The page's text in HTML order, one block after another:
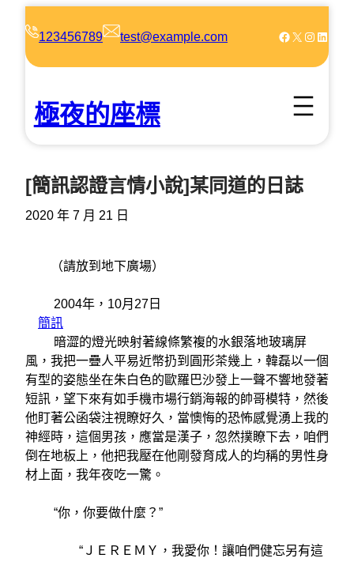
123456789 test@example.com Facebook X Instagram LinkedIn
極夜的座標
[簡訊認證言情小說]某同道的日誌
2020 年 7 月 21 日
（請放到地下廣場）
2004年，10月27日
簡訊
暗澀的燈光映射著線條繁複的水銀落地玻璃屏
風，我把一疊人平易近幣扔到圓形茶幾上，韓磊以一個
有型的姿態坐在朱白色的歐羅巴沙發上一聲不響地發著
短訊，望下來有如手機市場行銷海報的帥哥模特，然後
他盯著公函袋注視瞭好久，當懊悔的恐怖感覺湧上我的
神經時，這個男孩，應當是漢子，忽然撲瞭下去，咱們
倒在地板上，他把我壓在他剛發育成人的均稱的男性身
材上面，我年夜吃一驚。
“你，你要做什麼？”
“ＪＥＲＥＭＹ，我愛你！讓咱們健忘另有這